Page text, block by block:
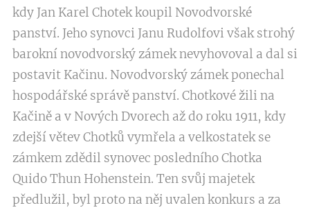
kdy Jan Karel Chotek koupil Novodvorské
panství. Jeho synovci Janu Rudolfovi však strohý
barokní novodvorský zámek nevyhovoval a dal si
postavit Kačinu. Novodvorský zámek ponechal
hospodářské správě panství. Chotkové žili na
Kačině a v Nových Dvorech až do roku 1911, kdy
zdejší větev Chotků vymřela a velkostatek se
zámkem zdědil synovec posledního Chotka
Quido Thun Hohenstein. Ten svůj majetek
předlužil, byl proto na něj uvalen konkurs a za